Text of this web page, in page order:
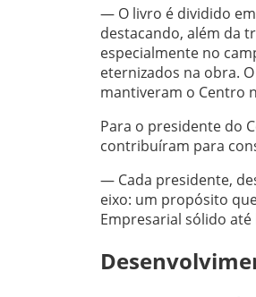
— O livro é dividido
destacando, além da
especialmente no
eternizados na obra.
mantiveram o Centro
Para o presidente do
contribuíram para
— Cada presidente,
eixo: um propósito
Empresarial sólido